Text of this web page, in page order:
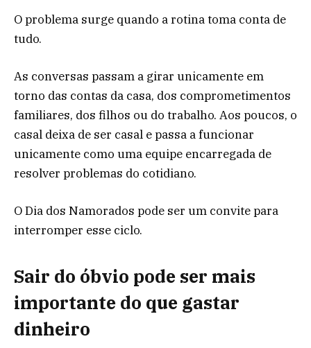
O problema surge quando a rotina toma conta de
tudo.
As conversas passam a girar unicamente em
torno das contas da casa, dos comprometimentos
familiares, dos filhos ou do trabalho. Aos poucos, o
casal deixa de ser casal e passa a funcionar
unicamente como uma equipe encarregada de
resolver problemas do cotidiano.
O Dia dos Namorados pode ser um convite para
interromper esse ciclo.
Sair do óbvio pode ser mais
importante do que gastar
dinheiro